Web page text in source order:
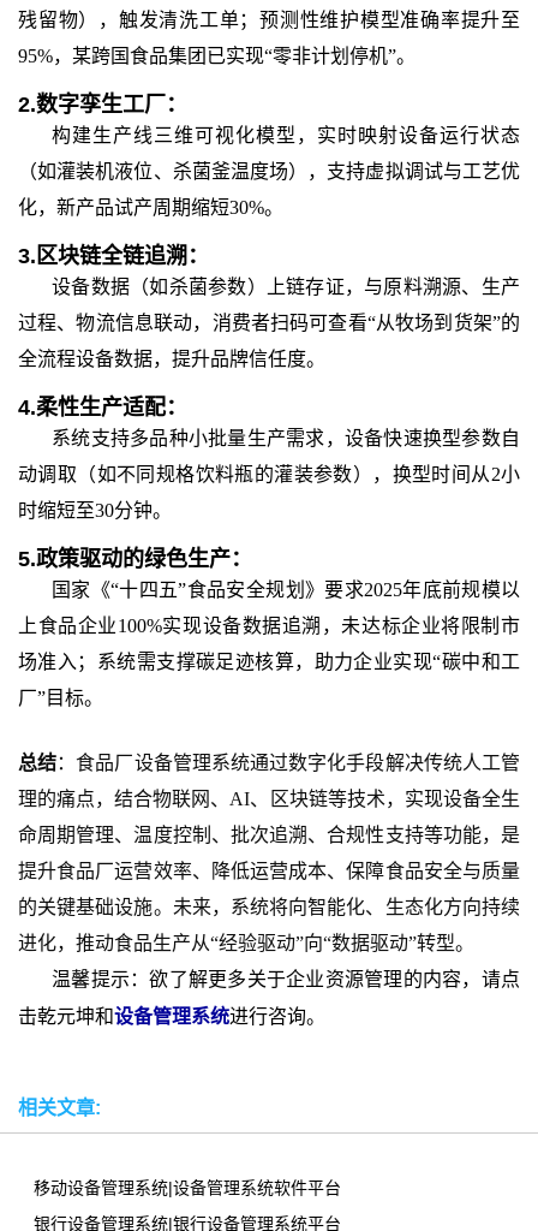
残留物），触发清洗工单；预测性维护模型准确率提升至
95%，某跨国食品集团已实现“零非计划停机”。
2.数字孪生工厂：
构建生产线三维可视化模型，实时映射设备运行状态
（如灌装机液位、杀菌釜温度场），支持虚拟调试与工艺优
化，新产品试产周期缩短30%。
3. 区块链全链追溯：
设备数据（如杀菌参数）上链存证，与原料溯源、生产
过程、物流信息联动，消费者扫码可查看“从牧场到货架”的
全流程设备数据，提升品牌信任度。
4.柔性生产适配：
系统支持多品种小批量生产需求，设备快速换型参数自
动调取（如不同规格饮料瓶的灌装参数），换型时间从2小
时缩短至30分钟。
5.政策驱动的绿色生产：
国家《“十四五”食品安全规划》要求2025年底前规模以
上食品企业100%实现设备数据追溯，未达标企业将限制市
场准入；系统需支撑碳足迹核算，助力企业实现“碳中和工
厂”目标。
总结：食品厂设备管理系统通过数字化手段解决传统人工管
理的痛点，结合物联网、AI、区块链等技术，实现设备全生
命周期管理、温度控制、批次追溯、合规性支持等功能，是
提升食品厂运营效率、降低运营成本、保障食品安全与质量
的关键基础设施。未来，系统将向智能化、生态化方向持续
进化，推动食品生产从“经验驱动”向“数据驱动”转型。
温馨提示：欲了解更多关于企业资源管理的内容，请点
击乾元坤和设备管理系统进行咨询。
相关文章:
移动设备管理系统|设备管理系统软件平台
银行设备管理系统|银行设备管理系统平台